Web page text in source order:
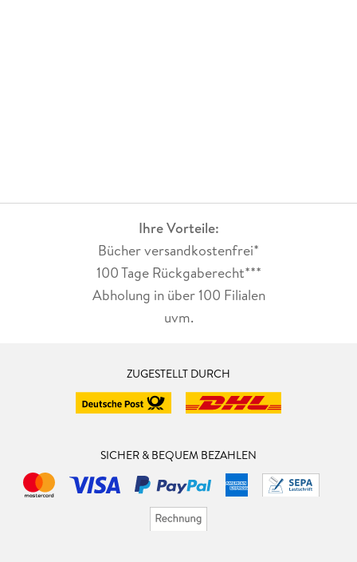
Ihre Vorteile:
Bücher versandkostenfrei*
100 Tage Rückgaberecht***
Abholung in über 100 Filialen
uvm.
ZUGESTELLT DURCH
SICHER & BEQUEM BEZAHLEN